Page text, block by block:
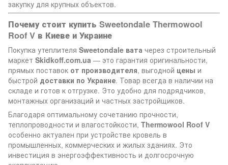
закупку для крупных объектов.
Почему стоит купить Sweetondale Thermowool
Roof V в Киеве и Украине
Покупка утеплителя Sweetondale вата через строительный
маркет Skidkoff.com.ua — это гарантия оригинальности,
прямых поставок от производителя, выгодной цены и
быстрой доставки по Украине. Товар всегда в наличии на
складе и готов к отгрузке. Это удобно для подрядчиков,
монтажных организаций и частных застройщиков.
Благодаря оптимальному сочетанию прочности,
теплопроводности и влагостойкости, Thermowool Roof V
особенно актуален при устройстве кровель в
промышленных, коммерческих и жилых зданиях. Это
инвестиция в энергоэффективность и долгосрочную